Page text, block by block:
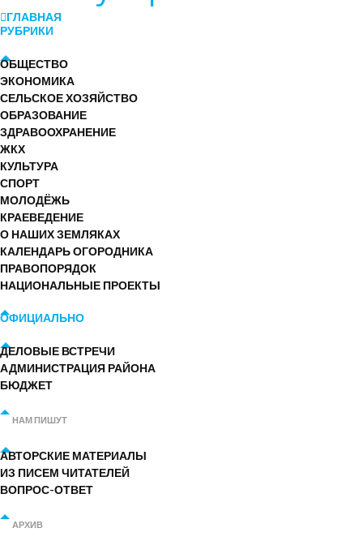
ГЛАВНАЯ
РУБРИКИ
ОБЩЕСТВО
ЭКОНОМИКА
СЕЛЬСКОЕ ХОЗЯЙСТВО
ОБРАЗОВАНИЕ
ЗДРАВООХРАНЕНИЕ
ЖКХ
КУЛЬТУРА
СПОРТ
МОЛОДЁЖЬ
КРАЕВЕДЕНИЕ
О НАШИХ ЗЕМЛЯКАХ
КАЛЕНДАРЬ ОГОРОДНИКА
ПРАВОПОРЯДОК
НАЦИОНАЛЬНЫЕ ПРОЕКТЫ
ОФИЦИАЛЬНО
ДЕЛОВЫЕ ВСТРЕЧИ
АДМИНИСТРАЦИЯ РАЙОНА
БЮДЖЕТ
НАМ ПИШУТ
АВТОРСКИЕ МАТЕРИАЛЫ
ИЗ ПИСЕМ ЧИТАТЕЛЕЙ
ВОПРОС-ОТВЕТ
АРХИВ